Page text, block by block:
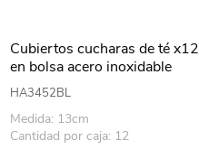
Cubiertos cucharas de té x12
en bolsa acero inoxidable
BLANCO, PIEMONTE
MARTINAZZO
HA3452BL
Medida: 13cm
Cantidad por caja: 12